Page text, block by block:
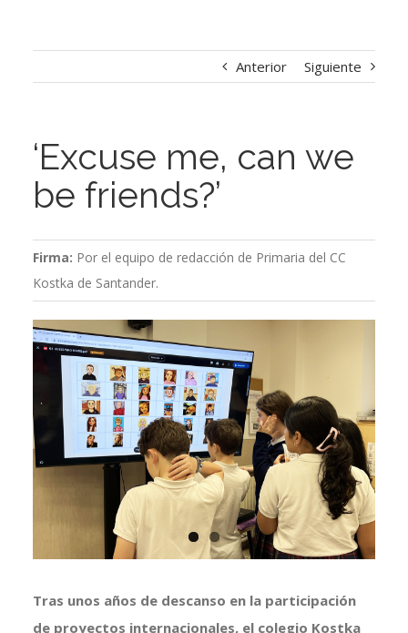
Anterior Siguiente
‘Excuse me, can we
be friends?’
Firma: Por el equipo de redacción de Primaria del CC
Kostka de Santander.
Ver
imagen
grande
Tras unos años de descanso en la participación
de proyectos internacionales, el colegio Kostka